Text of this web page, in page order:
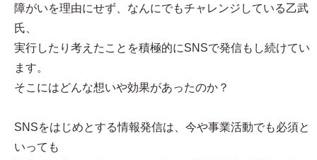
障がいを理由にせず、なんにでもチャレンジしている乙武
氏、
実行したり考えたことを積極的にSNSで発信もし続けてい
ます。
そこにはどんな想いや効果があったのか？
SNSをはじめとする情報発信は、今や事業活動でも必須と
いっても